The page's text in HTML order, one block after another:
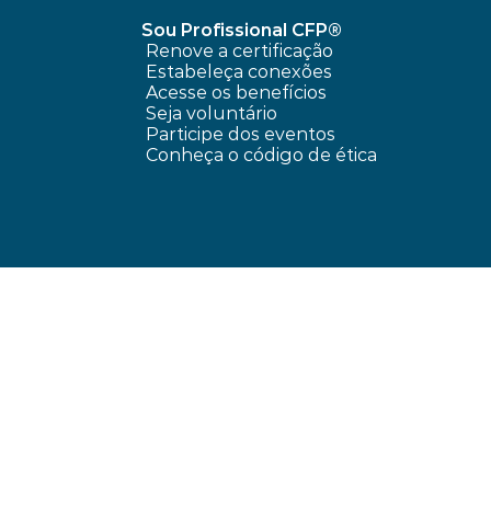
Sou Profissional CFP®
Renove a certificação
Estabeleça conexões
Acesse os benefícios
Seja voluntário
Participe dos eventos
Conheça o código de ética